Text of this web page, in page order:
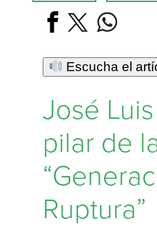
Escucha el
José
pilar de
Ruptura”